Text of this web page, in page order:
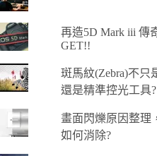
再造5D Mark iii 傳
GET!!
斑馬紋(Zebra)不只
還是精準控光工具
畫面閃爍原因整理
如何消除?